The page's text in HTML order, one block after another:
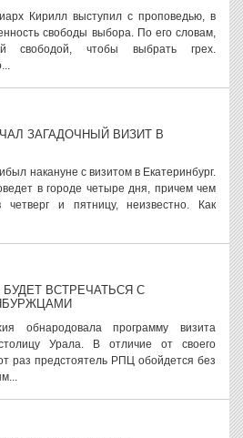
Кирилл выступил с проповедью, в
свободы выбора. По его словам,
свободой, чтобы выбрать грех.
ЗАГАДОЧНЫЙ ВИЗИТ В
накануне с визитом в Екатеринбург.
в городе четыре дня, причем чем
и пятницу, неизвестно. Как
ВСТРЕЧАТЬСЯ С
обнародовала программу визита
Урала. В отличие от своего
раз предстоятель РПЦ обойдется без